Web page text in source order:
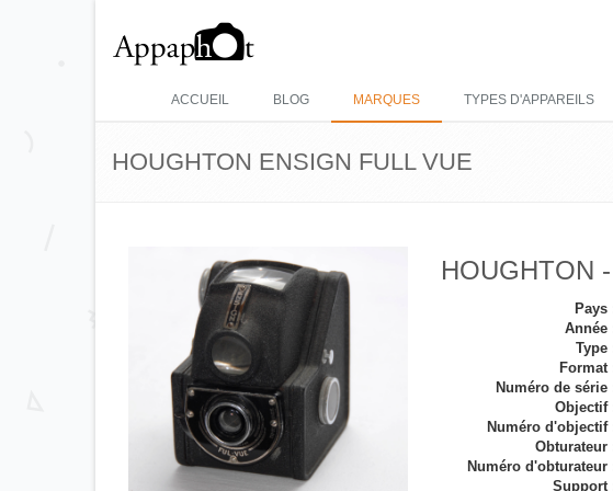
ACCUEIL BLOG MARQUES TYPES D'APPAREILS
HOUGHTON ENSIGN FULL VUE
HOUGHTON
Pays
Année
Type
Format
Numéro de série
Objectif
Numéro d'objectif
Obturateur
Numéro d'obturateur
Support